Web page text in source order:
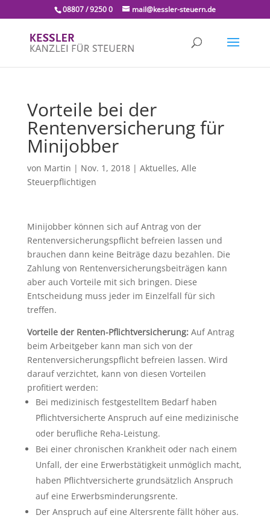
08807 / 9250 0 mail@kessler-steuern.de
Vorteile bei der
Rentenversicherung für
Minijobber
von Martin | Nov. 1, 2018| Aktuelles, Alle
Steuerpflichtigen
Minijobber können sich auf Antrag von der
Rentenversicherungspflicht befreien lassen und
brauchen dann keine Beiträge dazu bezahlen. Die
Zahlung von Rentenversicherungsbeiträgen kann
aber auch Vorteile mit sich bringen. Diese
Entscheidung muss jeder im Einzelfall für sich
treffen.
Vorteile der Renten-Pflichtversicherung:Auf Antrag
beim Arbeitgeber kann man sich von der
Rentenversicherungspflicht befreien lassen. Wird
darauf verzichtet, kann von diesen Vorteilen
profitiert werden:
Bei medizinisch festgestelltem Bedarf haben
Pflichtversicherte Anspruch auf eine medizinische
oder berufliche Reha-Leistung.
Bei einer chronischen Krankheit oder nach einem
Unfall, der eine Erwerbstätigkeit unmöglich macht,
haben Pflichtversicherte grundsätzlich Anspruch
auf eine Erwerbsminderungsrente.
Der Anspruch auf eine Altersrente fällt höher aus.